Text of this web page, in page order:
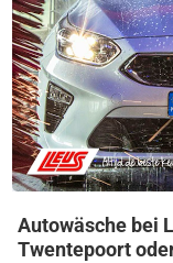
Autowäsche bei
Twentepoort